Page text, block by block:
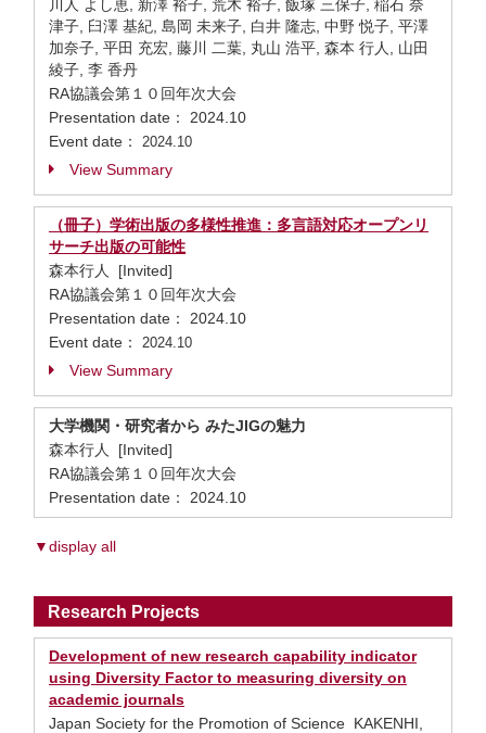
川人 よし恵, 新澤 裕子, 荒木 裕子, 飯塚 三保子, 稲石 奈
津子, 臼澤 基紀, 島岡 未来子, 白井 隆志, 中野 悦子, 平澤
加奈子, 平田 充宏, 藤川 二葉, 丸山 浩平, 森本 行人, 山田
綾子, 李 香丹
RA協議会第１０回年次大会
Presentation date： 2024.10
Event date： 2024.10
View Summary
（冊子）学術出版の多様性推進：多言語対応オープンリ
サーチ出版の可能性
森本行人 [Invited]
RA協議会第１０回年次大会
Presentation date： 2024.10
Event date： 2024.10
View Summary
大学機関・研究者から みたJIGの魅力
森本行人 [Invited]
RA協議会第１０回年次大会
Presentation date： 2024.10
▼display all
Research Projects
Development of new research capability indicator
using Diversity Factor to measuring diversity on
academic journals
Japan Society for the Promotion of Science KAKENHI,